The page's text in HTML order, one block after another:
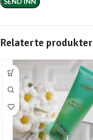
Relaterte produkter